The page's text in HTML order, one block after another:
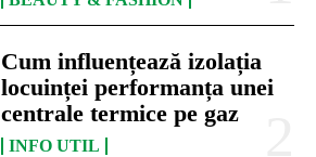
Cum influențează izolația
locuinței performanța unei
centrale termice pe gaz
INFO UTIL